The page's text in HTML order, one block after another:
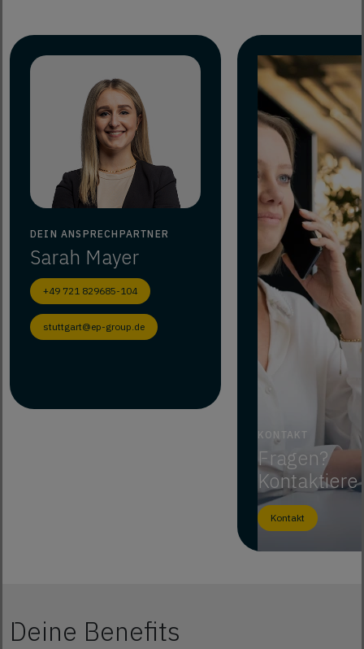
DEIN ANSPRECHPARTNER
Sarah Mayer
+49 721 829685-104
stuttgart@ep-group.de
KONTAKT
Fragen?
Kontaktiere
Kontakt
Deine Benefits